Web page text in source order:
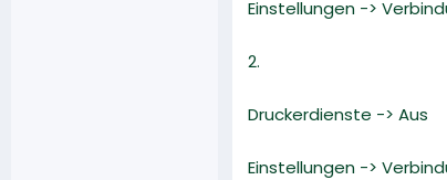
Einstellungen ->
2.
Druckerdienste -> Aus
Einstellungen ->